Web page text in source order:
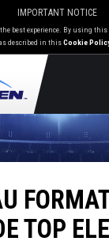
IMPORTANT NOTICE
best experience. By using this
described in thisCookie
TOP